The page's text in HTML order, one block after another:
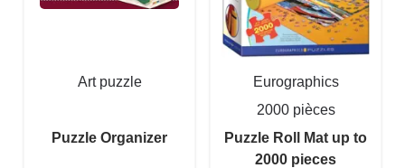
Art puzzle
Puzzle Organizer
Eurographics
2000 pièces
Puzzle Roll Mat up to
2000 pieces